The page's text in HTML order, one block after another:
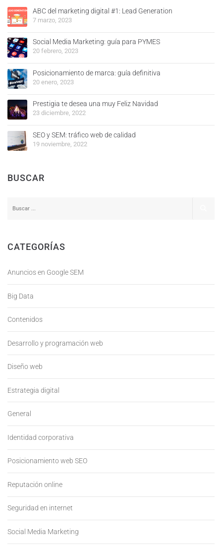
ABC del marketing digital #1: Lead Generation
7 marzo, 2023
Social Media Marketing: guía para PYMES
20 febrero, 2023
Posicionamiento de marca: guía definitiva
20 enero, 2023
Prestigia te desea una muy Feliz Navidad
23 diciembre, 2022
SEO y SEM: tráfico web de calidad
19 noviembre, 2022
BUSCAR
CATEGORÍAS
Anuncios en Google SEM
Big Data
Contenidos
Desarrollo y programación web
Diseño web
Estrategia digital
General
Identidad corporativa
Posicionamiento web SEO
Reputación online
Seguridad en internet
Social Media Marketing